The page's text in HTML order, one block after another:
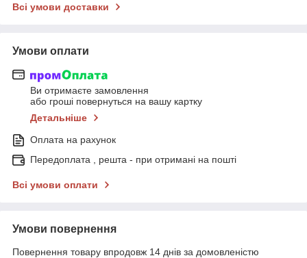
Всі умови доставки
Умови оплати
Ви отримаєте замовлення
або гроші повернуться на вашу картку
Детальніше
Оплата на рахунок
Передоплата , решта - при отримані на пошті
Всі умови оплати
Умови повернення
Повернення товару впродовж 14 днів за домовленістю